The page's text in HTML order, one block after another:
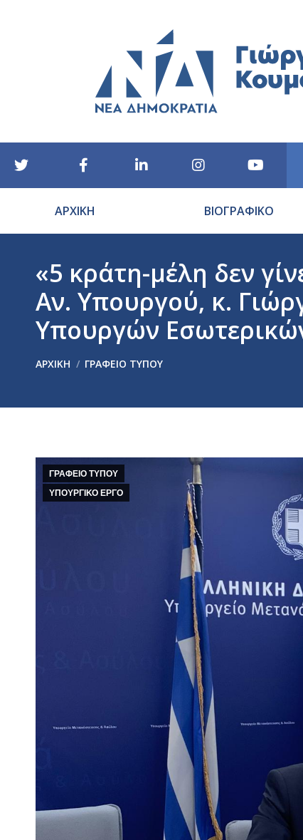
ΑΡΧΙΚΗ ΒΙΟΓΡΑΦΙΚΟ
«5 κράτη-μέλη δεν
Αν. Υπουργού, κ.
Υπουργών
ΑΡΧΙΚΉ ΓΡΑΦΕΙΟ ΤΥΠΟΥ
ΓΡΑΦΕΙΟ ΤΥΠΟΥ
ΥΠΟΥΡΓΙΚΟ ΕΡΓΟ